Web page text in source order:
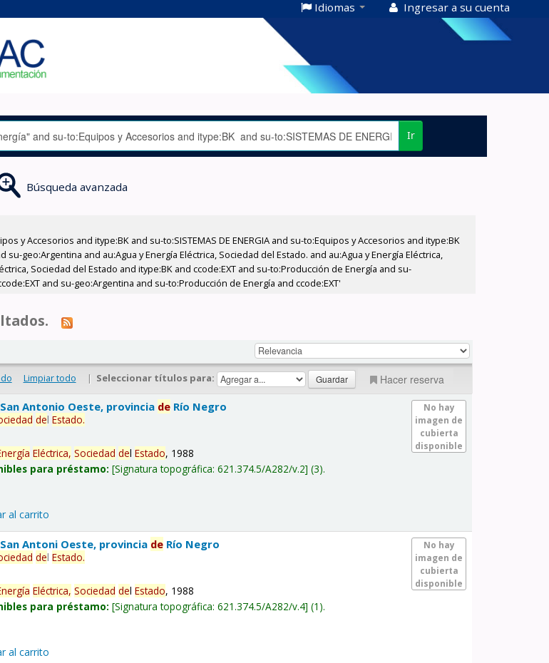
Idiomas Ingresar a su cuenta
Ir
Búsqueda avanzada
y Accesorios and itype:BK and su-to:SISTEMAS DE ENERGIA and su-to:Equipos y Accesorios and itype:BK
geo:Argentina and au:Agua y Energía Eléctrica, Sociedad del Estado. and au:Agua y Energía Eléctrica,
Sociedad del Estado and itype:BK and ccode:EXT and su-to:Producción de Energía and su-
and su-geo:Argentina and su-to:Producción de Energía and ccode:EXT'
Limpiar todo | Seleccionar títulos para: Hacer reserva
No hay
imagen de
cubierta
disponible
Antonio Oeste, provincia de Río Negro
delEstado.
Eléctrica, Sociedad delEstado, 1988
para préstamo: Signatura topográfica:621.374.5/A282/v.2 (3).
al carrito
No hay
imagen de
cubierta
disponible
Antoni Oeste, provincia de Río Negro
delEstado.
Eléctrica, Sociedad delEstado, 1988
para préstamo: Signatura topográfica:621.374.5/A282/v.4 (1).
al carrito